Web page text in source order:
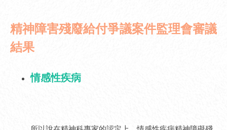
精神障害殘廢給付爭議案件監理會審議
結果
情感性疾病